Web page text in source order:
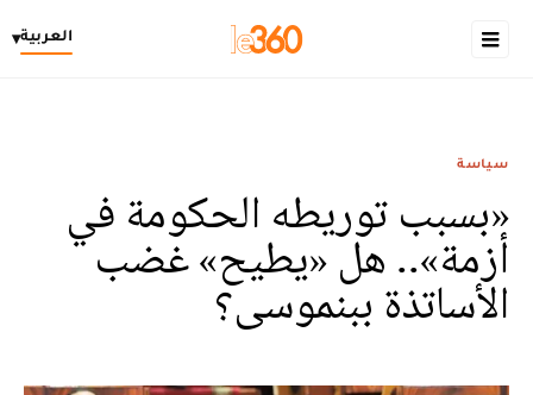
العربية▾
سياسة
«بسبب توريطه الحكومة في
أزمة».. هل «يطيح» غضب
الأساتذة ببنموسى؟